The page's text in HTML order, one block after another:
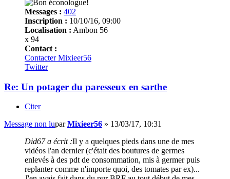
Messages : 402
Inscription : 10/10/16, 09:00
Localisation : Ambon 56
x 94
Contact :
Contacter Mixieer56
Twitter
Re: Un potager du paresseux en sarthe
Citer
Message non luparMixieer56 » 13/03/17, 10:31
Did67 a écrit :Il y a quelques pieds dans une de mes
vidéos l'an dernier (c'était des boutures de germes
enlevés à des pdt de consommation, mis à germer puis
replanter comme n'importe quoi, des tomates par ex)...